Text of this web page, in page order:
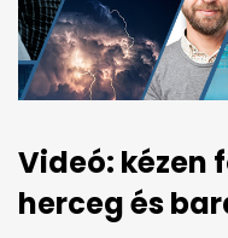
Videó: kézen
herceg és